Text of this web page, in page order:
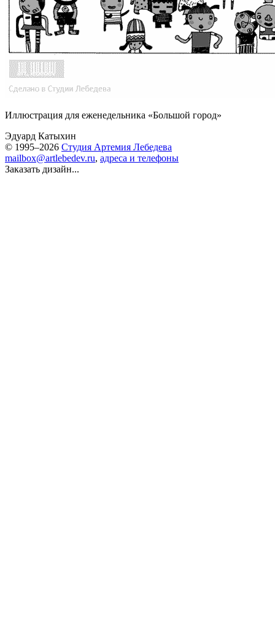
Иллюстрация для еженедельника «Большой город»
Эдуард Катыхин
© 1995–2026 Студия Артемия Лебедева
mailbox@artlebedev.ru, адреса и телефоны
Заказать дизайн...